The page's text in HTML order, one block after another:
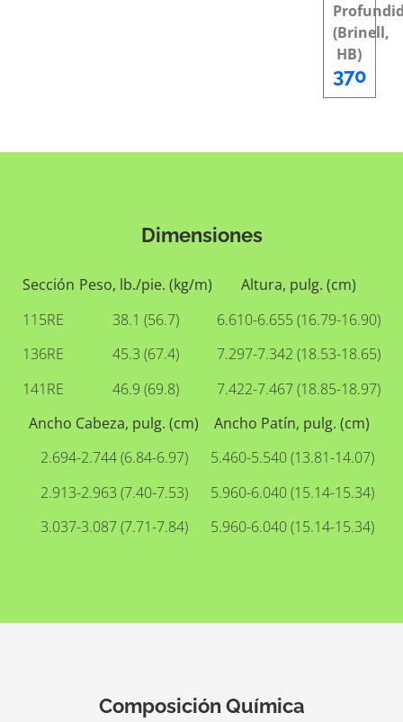
(Brinell,
HB)
370
Dimensiones
Sección
115RE
136RE
141RE
Peso, lb./pie. (kg/m)
38.1 (56.7)
45.3 (67.4)
46.9 (69.8)
Altura, pulg. (cm)
6.610-6.655 (16.79-16.90)
7.297-7.342 (18.53-18.65)
7.422-7.467 (18.85-18.97)
Ancho Cabeza, pulg. (cm)
2.694-2.744 (6.84-6.97)
2.913-2.963 (7.40-7.53)
3.037-3.087 (7.71-7.84)
Ancho Patín, pulg. (cm)
5.460-5.540 (13.81-14.07)
5.960-6.040 (15.14-15.34)
5.960-6.040 (15.14-15.34)
Composición Química